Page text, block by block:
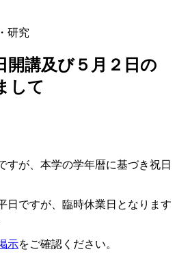
研究
開講及び５月２日の
して
すが、本学の学年暦に基づき祝日
日ですが、臨時休業日となります
示をご確認ください。